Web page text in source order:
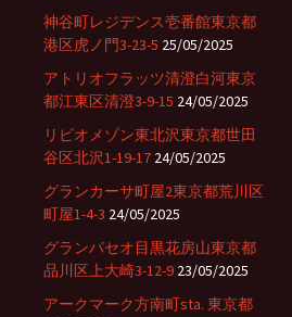
神谷町レジデンス壱番館東京都
港区虎ノ門3-23-5 25/05/2025
アトリオフラッツ清澄白河東京
都江東区清澄3-9-15 24/05/2025
リビオメゾン東北沢東京都世田
谷区北沢1-19-17 24/05/2025
グランカーサ町屋2東京都荒川区
町屋1-4-3 24/05/2025
グランパセオ目黒花房山東京都
品川区上大崎3-12-9 23/05/2025
アークマーク方南町sta. 東京都